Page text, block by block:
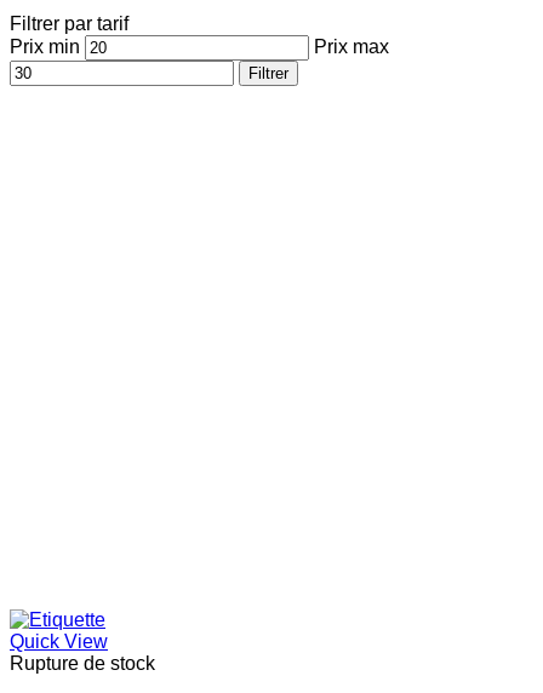
Filtrer par tarif
Prix min
Prix max
Filtrer
Quick View
Rupture de stock